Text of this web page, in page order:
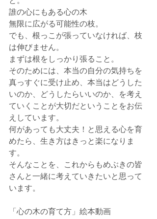
誰の心にもある心の木
無限に広がる可能性の枝。
でも、根っこが張っていなければ、枝
は伸びません。
まずは根をしっかり張ること。
そのためには、本当の自分の気持ちを
真っすぐに受け止め、本当はどうした
いのか、どうしたらいいのか、を考え
ていくことが大切だということをお伝
えしています。
何があっても大丈夫！と思える心を育
めたら、生き方はきっと楽になりま
す。
そんなことを、これからもめぶきの皆
さんと一緒に考えていきたいと思って
います。
「心の木の育て方」絵本動画